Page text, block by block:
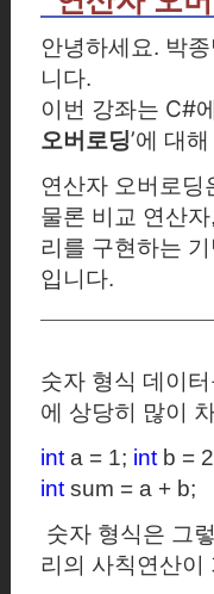
안녕하세요. 박
니다.
이번 강좌는 C#
오버로딩’에 대
연산자 오버로딩
물론 비교 연산자,
리를 구현하는
입니다.
숫자 형식 데이
에 상당히 많이
int a = 1; int b =
int sum = a + b;
숫자 형식은 그
리의 사칙연산이